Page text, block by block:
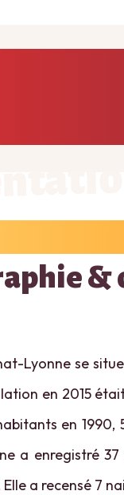
&
Lyonne se
en 2015
en 1990,
a enregistré
Elle a recensé 7